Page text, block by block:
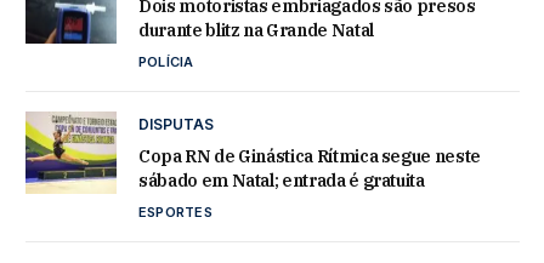
Dois motoristas embriagados são presos
durante blitz na Grande Natal
POLÍCIA
DISPUTAS
Copa RN de Ginástica Rítmica segue neste
sábado em Natal; entrada é gratuita
ESPORTES